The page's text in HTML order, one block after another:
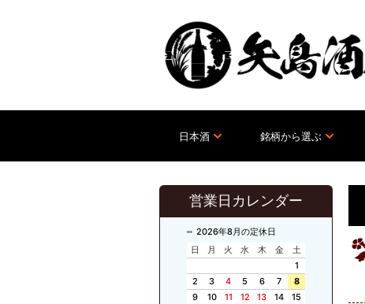
日本酒 銘柄から選ぶ
営業日カレンダー
2026年8月の定休日
日
月 火 水 木 金
土
1
2
3 4 5 6 7
8
9
10 11 12 13 14
15